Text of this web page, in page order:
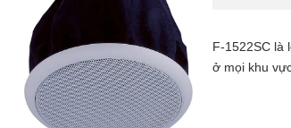
F-1522SC là
ở mọi khu